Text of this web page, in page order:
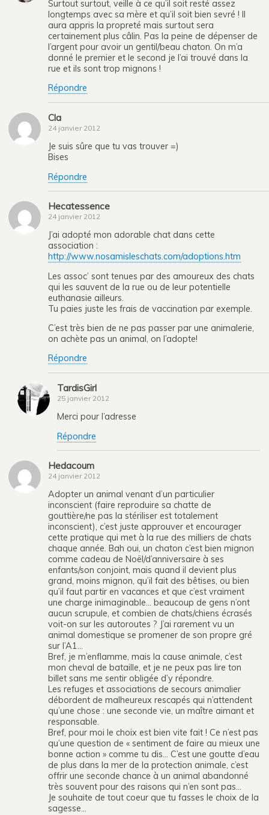
Surtout surtout, veille à ce qu’il soit resté assez
longtemps avec sa mère et qu’il soit bien sevré ! Il
aura appris la propreté mais surtout sera
certainement plus câlin. Pas la peine de dépenser de
l’argent pour avoir un gentil/beau chaton. On m’a
donné le premier et le second je l’ai trouvé dans la
rue et ils sont trop mignons !
Répondre
Cla
24 janvier 2012
Je suis sûre que tu vas trouver =)
Bises
Répondre
Hecatessence
24 janvier 2012
J’ai adopté mon adorable chat dans cette
association :
http://www.nosamisleschats.com/adoptions.htm
Les assoc’ sont tenues par des amoureux des chats
qui les sauvent de la rue ou de leur potentielle
euthanasie ailleurs.
Tu paies juste les frais de vaccination par exemple.
C’est très bien de ne pas passer par une animalerie,
on achète pas un animal, on l’adopte!
Répondre
TardisGirl
25 janvier 2012
Merci pour l’adresse
Répondre
Hedacoum
24 janvier 2012
Adopter un animal venant d’un particulier
inconscient (faire reproduire sa chatte de
gouttière/ne pas la stériliser est totalement
inconscient), c’est juste approuver et encourager
cette pratique qui met à la rue des milliers de chats
chaque année. Bah oui, un chaton c’est bien mignon
comme cadeau de Noël/d’anniversaire à ses
enfants/son conjoint, mais quand il devient plus
grand, moins mignon, qu’il fait des bêtises, ou bien
qu’il faut partir en vacances et que c’est vraiment
une charge inimaginable… beaucoup de gens n’ont
aucun scrupule, et combien de chats/chiens écrasés
voit-on sur les autoroutes ? J’ai rarement vu un
animal domestique se promener de son propre gré
sur l’A1…
Bref, je m’enflamme, mais la cause animale, c’est
mon cheval de bataille, et je ne peux pas lire ton
billet sans me sentir obligée d’y répondre.
Les refuges et associations de secours animalier
débordent de malheureux rescapés qui n’attendent
qu’une chose : une seconde vie, un maître aimant et
responsable.
Bref, pour moi le choix est bien vite fait ! Ce n’est pas
qu’une question de « sentiment de faire au mieux une
bonne action » comme tu dis… C’est une goutte d’eau
de plus dans la mer de la protection animale, c’est
offrir une seconde chance à un animal abandonné
très souvent pour des raisons qui n’en sont pas…
Je souhaite de tout coeur que tu fasses le choix de la
sagesse…